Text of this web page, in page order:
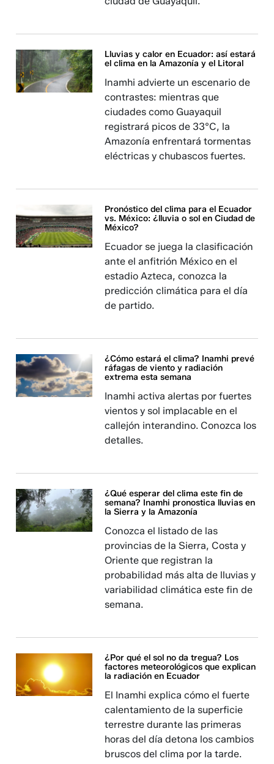
Lluvias y calor en Ecuador: así estará
el clima en la Amazonía y el Litoral
Inamhi advierte un escenario de
contrastes: mientras que
ciudades como Guayaquil
registrará picos de 33°C, la
Amazonía enfrentará tormentas
eléctricas y chubascos fuertes.
Pronóstico del clima para el Ecuador
vs. México: ¿lluvia o sol en Ciudad de
México?
Ecuador se juega la clasificación
ante el anfitrión México en el
estadio Azteca, conozca la
predicción climática para el día
de partido.
¿Cómo estará el clima? Inamhi prevé
ráfagas de viento y radiación
extrema esta semana
Inamhi activa alertas por fuertes
vientos y sol implacable en el
callejón interandino. Conozca los
detalles.
¿Qué esperar del clima este fin de
semana? Inamhi pronostica lluvias en
la Sierra y la Amazonía
Conozca el listado de las
provincias de la Sierra, Costa y
Oriente que registran la
probabilidad más alta de lluvias y
variabilidad climática este fin de
semana.
¿Por qué el sol no da tregua? Los
factores meteorológicos que explican
la radiación en Ecuador
El Inamhi explica cómo el fuerte
calentamiento de la superficie
terrestre durante las primeras
horas del día detona los cambios
bruscos del clima por la tarde.